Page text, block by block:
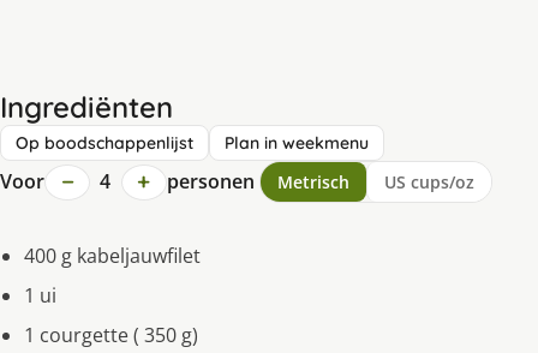
Ingrediënten
Op boodschappenlijst Plan in weekmenu
Voor − 4 + personen Metrisch US cups/oz
400 g kabeljauwfilet
1 ui
1 courgette ( 350 g)